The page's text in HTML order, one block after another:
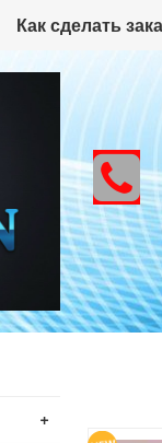
Как сделать
+